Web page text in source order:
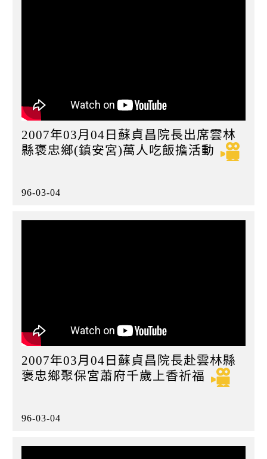
2007年03月04日蘇貞昌院長出席雲林
縣褒忠鄉(鎮安宮)萬人吃飯擔活動
96-03-04
2007年03月04日蘇貞昌院長赴雲林縣
褒忠鄉聚保宮蕭府千歲上香祈福
96-03-04